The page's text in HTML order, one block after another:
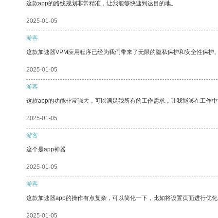
这款app的路线规划非常精准，让我能够快速到达目的地。
2025-01-05
游客
这款加速器VPM应用程序已经为我们带来了无限的隐私保护和安全性保护。
2025-01-05
游客
这款app的功能非常强大，可以满足我所有的工作需求，让我能够在工作中
2025-01-05
游客
这个是app神器
2025-01-05
游客
这款加速器app的操作有点复杂，可以简化一下，比如将设置页面进行优化
2025-01-05